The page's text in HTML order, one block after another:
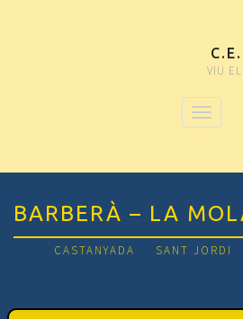
VIU
BARBERÀ – LA
CASTANYADA SANT JORDI